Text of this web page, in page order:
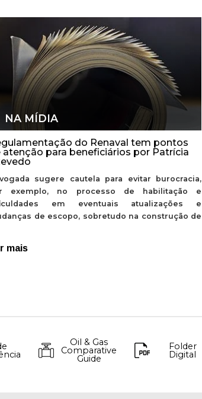
NA MÍDIA
do Renaval tem pontos
atenção para beneficiários por Patrícia
sugere cautela para evitar burocracia,
exemplo, no processo de habilitação e
em eventuais atualizações e
de escopo, sobretudo na construção de
mais
Oil & Gas
Comparative
Guide
Folder
Digital